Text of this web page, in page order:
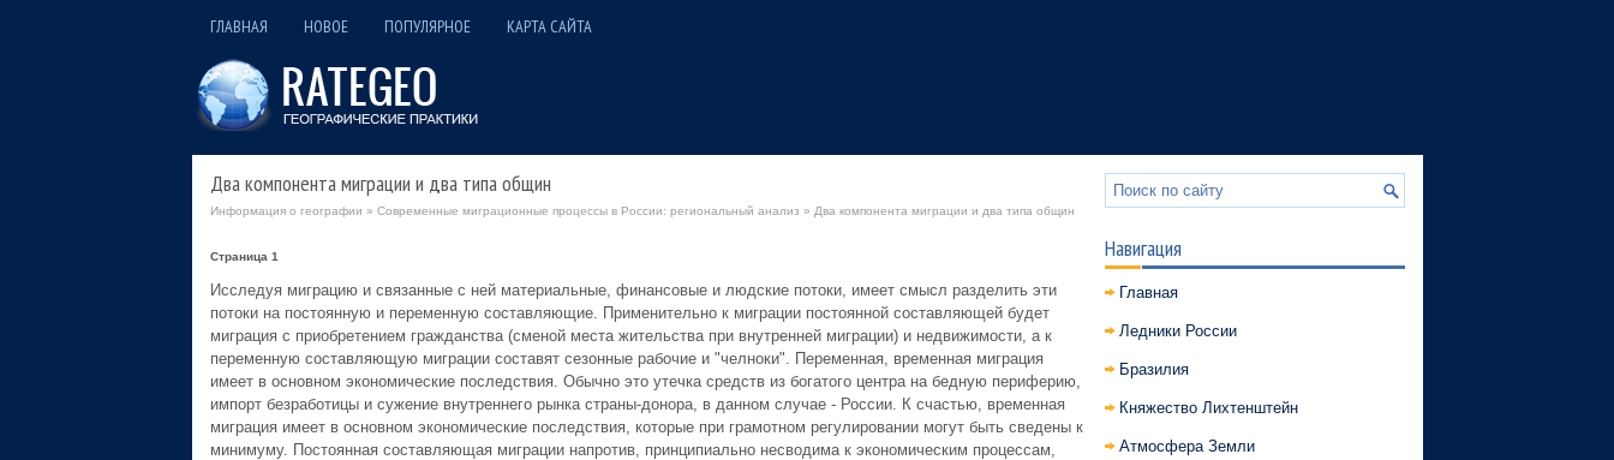
ГЛАВНАЯ НОВОЕ ПОПУЛЯРНОЕ КАРТА САЙТА
Два компонента миграции и два типа общин
Информация о географии » Современные миграционные процессы в России: региональный анализ » Два компонента миграции и два типа общин
Страница 1
Исследуя миграцию и связанные с ней материальные, финансовые и людские потоки, имеет смысл разделить эти
потоки на постоянную и переменную составляющие. Применительно к миграции постоянной составляющей будет
миграция с приобретением гражданства (сменой места жительства при внутренней миграции) и недвижимости, а к
переменную составляющую миграции составят сезонные рабочие и "челноки". Переменная, временная миграция
имеет в основном экономические последствия. Обычно это утечка средств из богатого центра на бедную периферию,
импорт безработицы и сужение внутреннего рынка страны-донора, в данном случае - России. К счастью, временная
миграция имеет в основном экономические последствия, которые при грамотном регулировании могут быть сведены к
минимуму. Постоянная составляющая миграции напротив, принципиально несводима к экономическим процессам,
Навигация
Главная
Ледники России
Бразилия
Княжество Лихтенштейн
Атмосфера Земли